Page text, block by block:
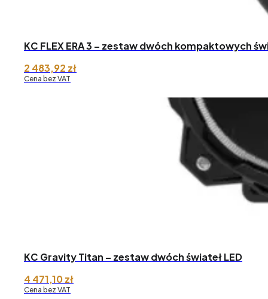
KC FLEX ERA 3 – zestaw dwóch kompaktowych
2 483,92 zł
Cena bez VAT
KC Gravity Titan – zestaw dwóch świateł LED
4 471,10zł
Cena bez VAT